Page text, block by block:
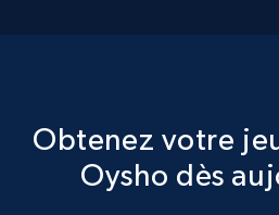
Obtenez votre
Oysho dès